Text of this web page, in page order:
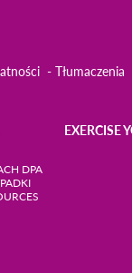
Tłumaczenia
DPA
EXERCISE